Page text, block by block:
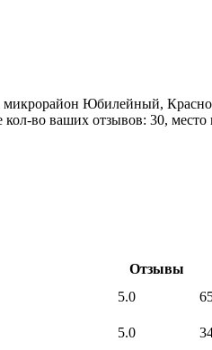
Юбилейный,
во ваших отзывов: 30,
Отзывы
5.0
5.0